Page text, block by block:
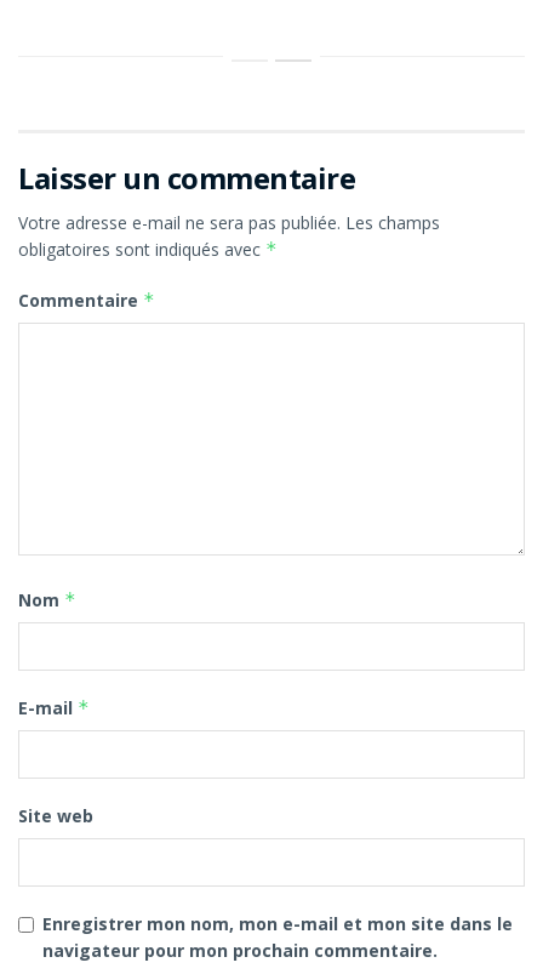
Laisser un commentaire
Votre adresse e-mail ne sera pas publiée. Les champs
obligatoires sont indiqués avec *
Commentaire *
Nom *
E-mail *
Site web
Enregistrer mon nom, mon e-mail et mon site dans le
navigateur pour mon prochain commentaire.